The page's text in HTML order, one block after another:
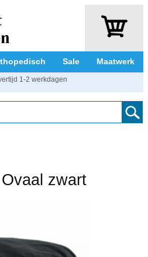
Sale Maatwerk
1-2 werkdagen
zwart